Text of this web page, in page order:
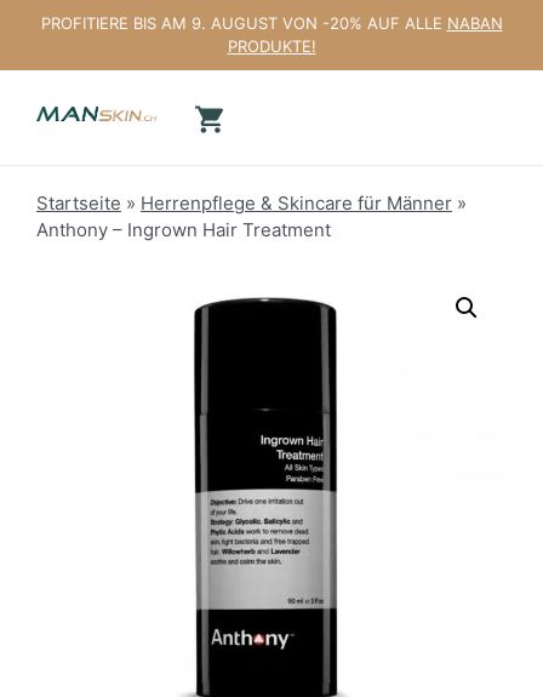
springen
PROFITIERE BIS AM 9. AUGUST VON -20% AUF ALLE NABAN
PRODUKTE!
Startseite » Herrenpflege & Skincare für Männer »
Anthony – Ingrown Hair Treatment